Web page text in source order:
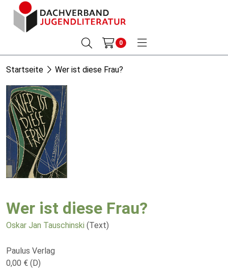
0
Startseite Wer ist diese Frau?
Wer ist diese Frau?
Oskar Jan Tauschinski (Text)
Paulus Verlag
0,00 € (D)